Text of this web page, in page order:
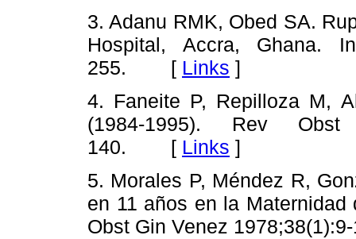
3. Adanu RMK, Obed SA.
Hospital, Accra, Ghana.
255. [ Links ]
4. Faneite P, Repilloza M,
(1984-1995). Rev
140. [ Links ]
5. Morales P, Méndez R,
en 11 años en la
Obst Gin Venez